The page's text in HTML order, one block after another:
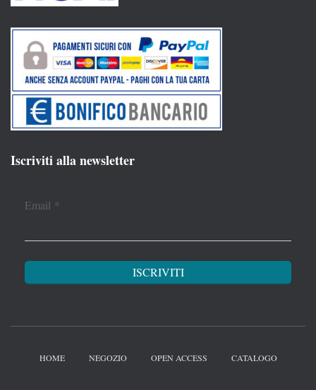
Iscriviti alla newsletter
Email *
HOME NEGOZIO OPEN ACCESS CATALOGO